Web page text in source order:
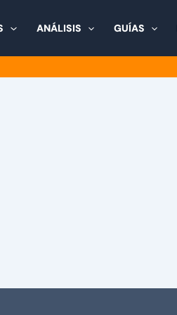
ANÁLISIS GUÍAS